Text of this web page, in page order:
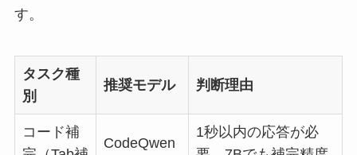
す。
タスク種
別
推奨モデル 判断理由
コード補
CodeQwen
1秒以内の応答が必